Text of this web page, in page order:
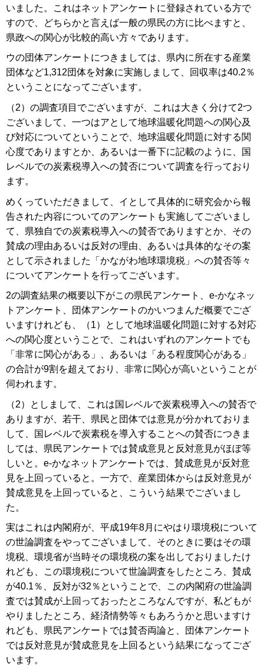
いました。これはネットアンケートに登録されている方で
すので、どちらかと言えば一般の県民の方に比べますと、
県政への関心が比較的高い方々であります。
ウの団体アンケートにつきましては、県内に所在する産業
団体など1,312団体を対象に実施しまして、回収率は40.2％
ということになってございます。
（2）の調査項目でございますが、これは大きく分けて2つ
ございまして、一つはアとして地球温暖化問題への関心及
び対応についてということで、地球温暖化問題に対する関
心度でありますとか、あるいは一番下に記載のように、国
レベルでの炭素税導入への賛否について調査を行っており
ます。
めくっていただきまして、イとして具体的に研究会から報
告された内容についてのアンケートも実施してございまし
て、県独自での炭素税導入への賛否でありますとか、その
賛成の理由あるいは反対の理由、あるいは具体的なその案
として示されました「かながわ地球環境税」への賛否等々
についてアンケートを行ってございます。
2の調査結果の概要以下がこの県民アンケート、e-かなネッ
トアンケート、団体アンケートのかいつまんだ概要でござ
いますけれども、（1）として地球温暖化問題に対する対応
への関心度ということで、これはいずれのアンケートでも
「非常に関心がある」、あるいは「ある程度関心がある」
の合計が9割を超えており、非常に関心が高いということが
伺われます。
（2）としまして、これは国レベルで炭素税導入への賛否で
ありますが、若干、県民と団体では意見が分かれておりま
して、国レベルで炭素税を導入することへの賛否につきま
しては、県民アンケートでは賛成意見と反対意見がほぼ等
しいと。e-かなネットアンケートでは、賛成意見が反対意
見を上回っていると。一方で、産業団体からは反対意見が
賛成意見を上回っていると、こういう結果でございまし
た。
実はこれは内閣府が、平成19年8月にやはり環境税について
の世論調査をやってございまして、そのときに要はその環
境税、環境省が当時その環境税の案を出しておりましたけ
れども、この環境税について世論調査をしたところ、賛成
が40.1％、反対が32％ということで、この内閣府の世論調
査では賛成が上回っておったところなんですが、私どもが
やりましたところ、経済情勢等々もあろうかと思いますけ
れども、県民アンケートでは賛否両論と、団体アンケート
では反対意見が賛成意見を上回るという結果になってござ
います。